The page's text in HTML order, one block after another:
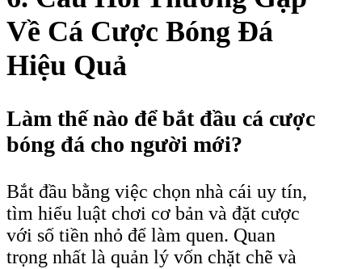
Về Cá Cược Bóng Đá
Hiệu Quả
Làm thế nào để bắt đầu cá cược
bóng đá cho người mới?
Bắt đầu bằng việc chọn nhà cái uy tín,
tìm hiểu luật chơi cơ bản và đặt cược
với số tiền nhỏ để làm quen. Quan
trọng nhất là quản lý vốn chặt chẽ và